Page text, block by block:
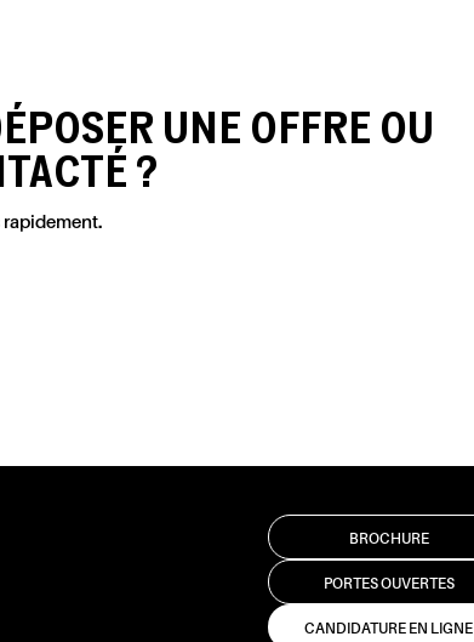
UNE OFFRE OU
?
rapidement.
CANDIDATURE EN LIGNE
PORTES OUVERTES
BROCHURE